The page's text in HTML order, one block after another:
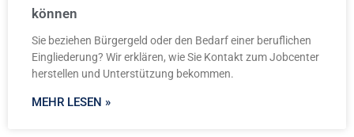
können
Sie beziehen Bürgergeld oder den Bedarf einer beruflichen
Eingliederung? Wir erklären, wie Sie Kontakt zum Jobcenter
herstellen und Unterstützung bekommen.
MEHR LESEN »